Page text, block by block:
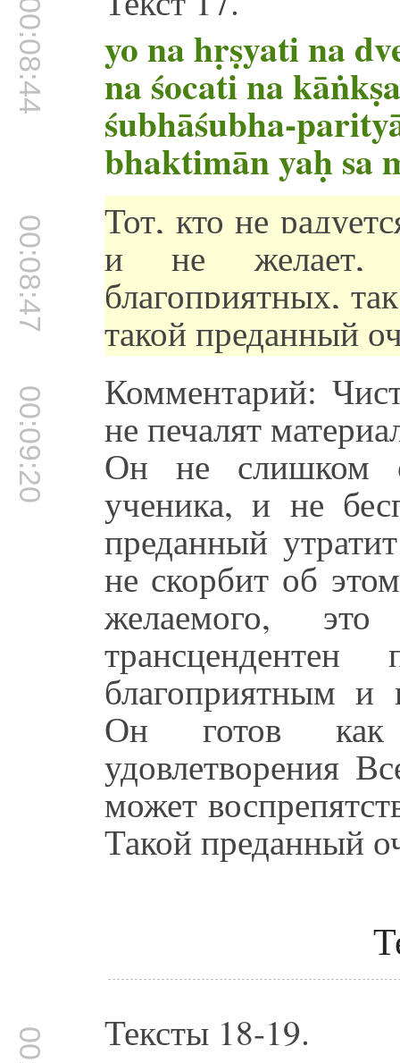
00:08:44 yo na hṛṣyati na
na śocati na
śubhāśubha-
bhaktimān yaḥ sa
00:08:47 Тот, кто не
и не желает,
благоприятных,
такой преданный
00:09:20 Комментарий:
не печалят
Он не слишком
ученика, и не
преданный
не скорбит об
желаемого,
благоприятным и
Он готов как
удовлетворения
может
Такой преданный
Тексты 18-19.